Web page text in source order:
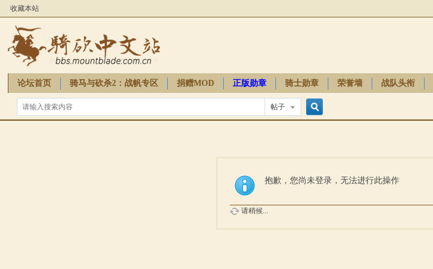
收藏本站
论坛首页 骑马与砍杀2：战帆专区 捐赠MOD 正版勋章 骑士勋章 荣誉墙 战队头衔
骑砍周边
帖子
索
抱歉，您尚未登录，无法进行此操作
请稍候...